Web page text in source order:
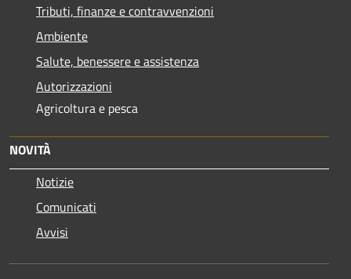
Tributi, finanze e contravvenzioni
Ambiente
Salute, benessere e assistenza
Autorizzazioni
Agricoltura e pesca
NOVITÀ
Notizie
Comunicati
Avvisi